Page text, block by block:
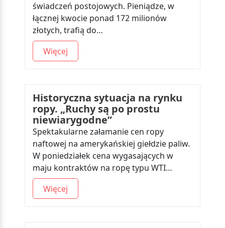
świadczeń postojowych. Pieniądze, w
łącznej kwocie ponad 172 milionów
złotych, trafią do…
Więcej
Historyczna sytuacja na rynku
ropy. „Ruchy są po prostu
niewiarygodne”
Spektakularne załamanie cen ropy
naftowej na amerykańskiej giełdzie paliw.
W poniedziałek cena wygasających w
maju kontraktów na ropę typu WTI…
Więcej